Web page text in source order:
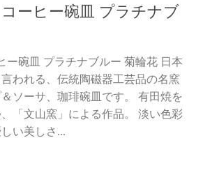
ーヒー碗皿 プラチナブ
ー碗皿 プラチナブルー 菊輪花 日本
われる、伝統陶磁器工芸品の名窯
＆ソーサ、珈琲碗皿です。 有田焼を
「文山窯」による作品。 淡い色彩
い美しさ...